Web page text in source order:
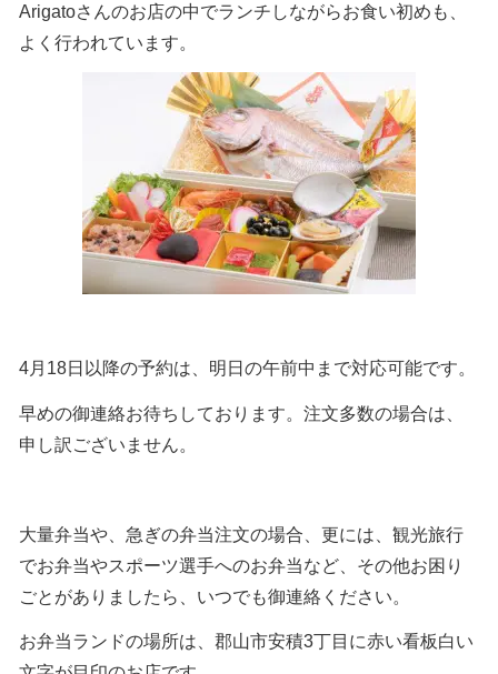
Arigatoさんのお店の中でランチしながらお食い初めも、
よく行われています。
4月18日以降の予約は、明日の午前中まで対応可能です。
早めの御連絡お待ちしております。注文多数の場合は、
申し訳ございません。
大量弁当や、急ぎの弁当注文の場合、更には、観光旅行
でお弁当やスポーツ選手へのお弁当など、その他お困り
ごとがありましたら、いつでも御連絡ください。
お弁当ランドの場所は、郡山市安積3丁目に赤い看板白い